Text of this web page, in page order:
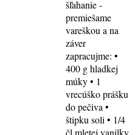
šľahanie -
premiešame
vareškou a na
záver
zapracujme: •
400 g hladkej
múky • 1
vrecúško prášku
do pečiva •
štipku soli • 1/4
čl mletej vanilky